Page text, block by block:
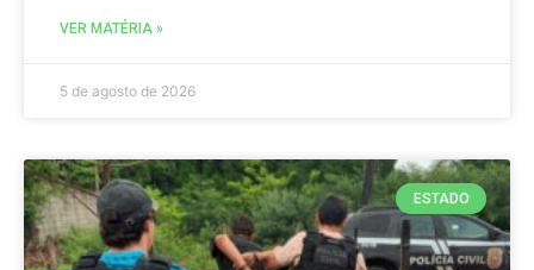
VER MATÉRIA »
5 de agosto de 2026
ESTADO